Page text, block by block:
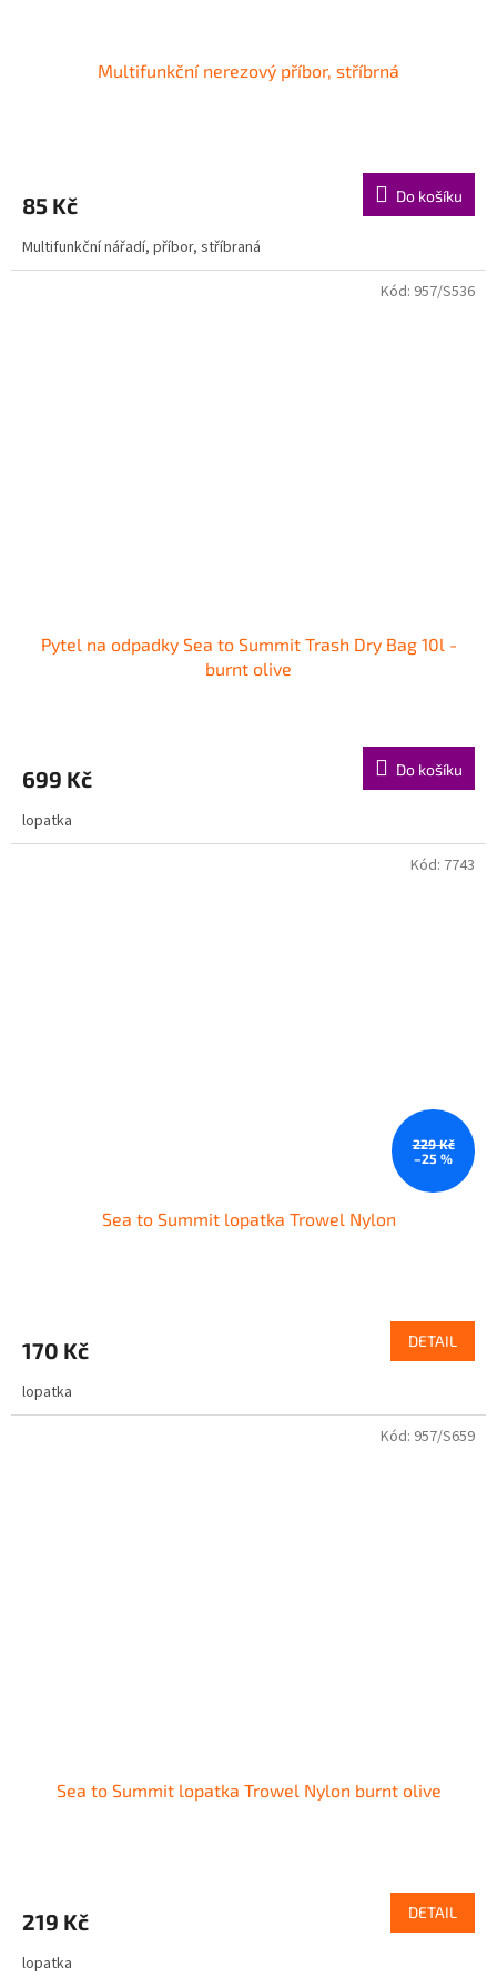
Multifunkční nerezový příbor, stříbrná
85 Kč Do košíku
Multifunkční nářadí, příbor, stříbraná
Pytel na odpadky Sea to Summit Trash Dry Bag 10l -
burnt olive
699 Kč Do košíku
lopatka
Kód: 957/S536
229 Kč
–25 %
Sea to Summit lopatka Trowel Nylon
170 Kč DETAIL
lopatka
Kód: 7743
Sea to Summit lopatka Trowel Nylon burnt olive
219 Kč DETAIL
lopatka
Kód: 957/S659